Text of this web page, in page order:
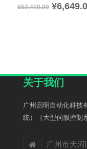
¥52,410.00 ¥
关于我们
广州启明自动化科技
统）（大型伺服控制
广州市天